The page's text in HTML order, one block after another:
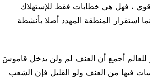
قوي ، فهل هي خطابات فقط للإستهلاك
استقرار المنطقة المهدد أصلا بأنشطة
للعالم أجمع أن العنف لم ولن يدخل قاموسَ
فيها من العنف ولو القليل فإن الشعب